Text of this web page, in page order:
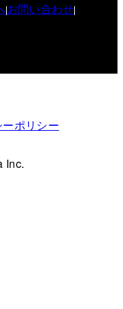
お問い合わせ
ポリシー
Inc.